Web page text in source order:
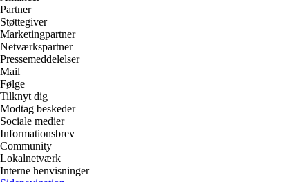
Partner
Støttegiver
Marketingpartner
Netværkspartner
Pressemeddelelser
Mail
Følge
Tilknyt dig
Modtag beskeder
Sociale medier
Informationsbrev
Community
Lokalnetværk
Interne henvisninger